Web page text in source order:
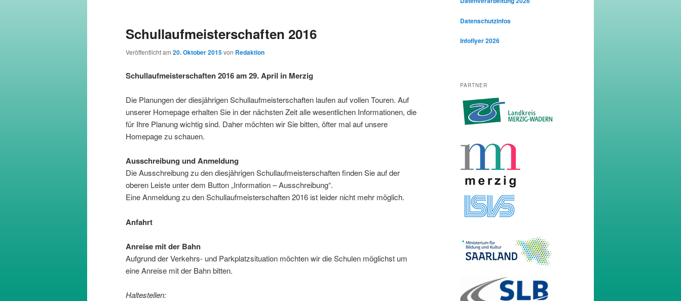
Schullaufmeisterschaften 2016
Veröffentlicht am 20. Oktober 2015von Redaktion
Schullaufmeisterschaften 2016 am 29. April in Merzig
Die Planungen der diesjährigen Schullaufmeisterschaften laufen auf vollen Touren. Auf
unserer Homepage erhalten Sie in der nächsten Zeit alle wesentlichen Informationen, die
für Ihre Planung wichtig sind. Daher möchten wir Sie bitten, öfter mal auf unsere
Homepage zu schauen.
Ausschreibung und Anmeldung
Die Ausschreibung zu den diesjährigen Schullaufmeisterschaften finden Sie auf der
oberen Leiste unter dem Button „Information – Ausschreibung“.
Eine Anmeldung zu den Schullaufmeisterschaften 2016 ist leider nicht mehr möglich.
Anfahrt
Anreise mit der Bahn
Aufgrund der Verkehrs- und Parkplatzsituation möchten wir die Schulen möglichst um
eine Anreise mit der Bahn bitten.
Haltestellen:
Datenschutzinfos
Infoflyer 2026
PARTNER